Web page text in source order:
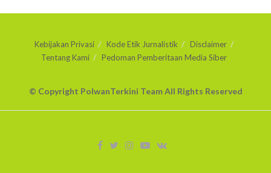
Kebijakan Privasi Kode Etik Jurnalistik
Disclaimer
Tentang Kami
Pedoman Pemberitaan Media Siber
© Copyright PolwanTerkini Team All Rights Reserved